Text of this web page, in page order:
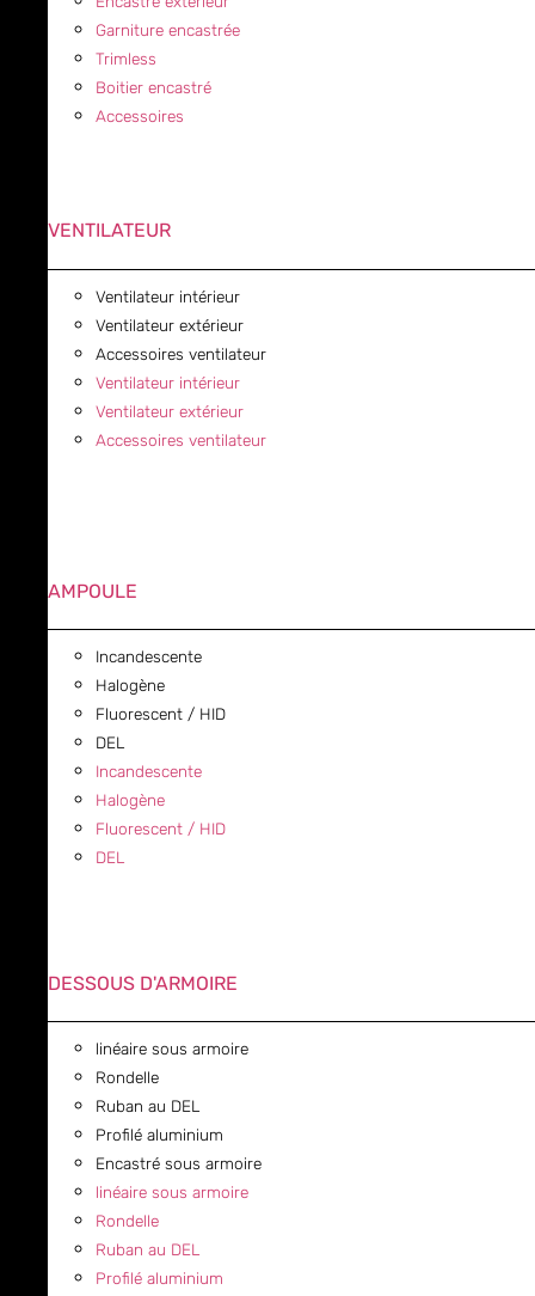
Garniture encastrée
Trimless
Boitier encastré
Accessoires
VENTILATEUR
Ventilateur intérieur
Ventilateur extérieur
Accessoires ventilateur
Ventilateur intérieur
Ventilateur extérieur
Accessoires ventilateur
AMPOULE
Incandescente
Halogène
Fluorescent / HID
DEL
Incandescente
Halogène
Fluorescent / HID
DEL
DESSOUS D'ARMOIRE
linéaire sous armoire
Rondelle
Ruban au DEL
Profilé aluminium
Encastré sous armoire
linéaire sous armoire
Rondelle
Ruban au DEL
Profilé aluminium